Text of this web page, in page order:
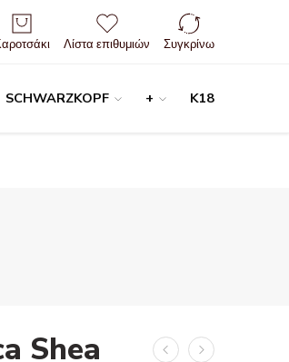
Είσοδος / Εγγραφή
Λίστα επιθυμιών Συγκρίνω
SCHWARZKOPF + K18
Shea